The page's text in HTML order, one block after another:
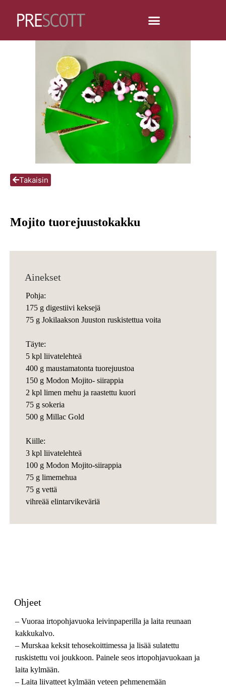
Takaisin
Mojito tuorejuustokakku
Ainekset
Pohja:
175 g digestiivi keksejä
75 g Jokilaakson Juuston ruskistettua voita
Täyte:
5 kpl liivatelehteä
400 g maustamatonta tuorejuustoa
150 g Modon Mojito- siirappia
2 kpl limen mehu ja raastettu kuori
75 g sokeria
500 g Millac Gold
Kiille:
3 kpl liivatelehteä
100 g Modon Mojito-siirappia
75 g limemehua
75 g vettä
vihreää elintarvikeväriä
Ohjeet
– Vuoraa irtopohjavuoka leivinpaperilla ja laita reunaan
kakkukalvo.
– Murskaa keksit tehosekoittimessa ja lisää sulatettu
ruskistettu voi joukkoon. Painele seos irtopohjavuokaan ja
laita kylmään.
– Laita liivatteet kylmään veteen pehmenemään